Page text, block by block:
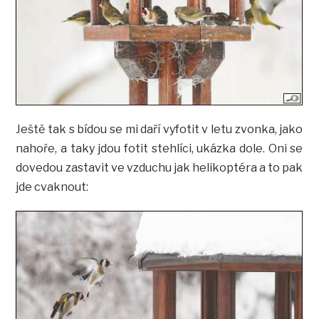
Ještě tak s bídou se mi daří vyfotit v letu zvonka, jako
nahoře, a taky jdou fotit stehlíci, ukázka dole. Oni se
dovedou zastavit ve vzduchu jak helikoptéra a to pak
jde cvaknout: